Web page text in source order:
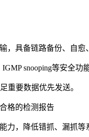
，具备链路备份、自愈
IGMP snooping等安全功
重要数据优先发送。
格的检测报告
力，降低错抓、漏抓等